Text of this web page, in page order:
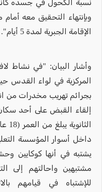
نسبة الكحول في جسده
وبإنتهاء التحقيق معه
الإقامة الجبرية لمدة 5 أيام".
وأشار البيان: "في نشاط
بجرائم تهريب مخدرات من
إلقاء القبض على أحد
داخل أسوار المؤسسة
مشتبهين واحالتهم إلى
للإشتباه في قيامهم